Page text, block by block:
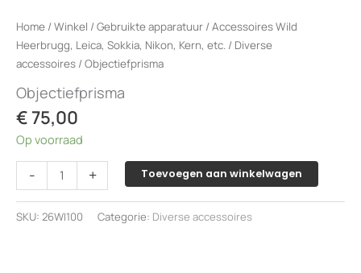
Home /Winkel /Gebruikte apparatuur /Accessoires Wild
Heerbrugg, Leica, Sokkia, Nikon, Kern, etc. / Diverse
accessoires / Objectiefprisma
Objectiefprisma
€75,00
Op voorraad
-
Objectiefprisma
aantal
+ Toevoegen aan winkelwagen
SKU: 26WI100 Categorie: Diverse accessoires